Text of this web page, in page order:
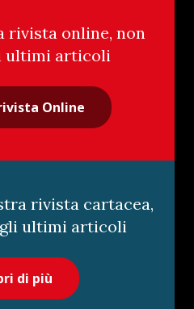
rivista online, non
ultimi articoli
Online
rivista cartacea,
ultimi articoli
di più